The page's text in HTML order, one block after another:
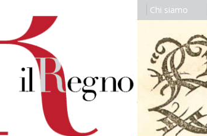
Chi siamo